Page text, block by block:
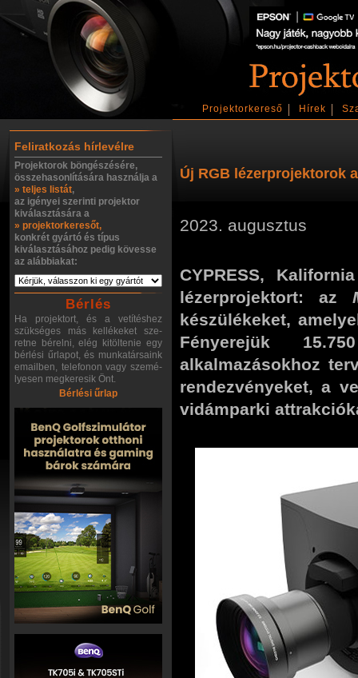
Projektorkereső Hírek
Feliratkozás hírlevélre
Projektorok böngészésére,
összehasonlítására használja a
» teljes listát,
az igényei szerinti projektor
kiválasztására a
» projektorkeresőt,
konkrét gyártó és típus
kiválasztásához pedig kövesse
az alábbiakat:
Bérlés
Ha projektort, és a vetítéshez
szükséges más kellékeket sze-
retne bérelni, elég kitöltenie egy
bérlési űrlapot, és munkatársaink
emailben, telefonon vagy szemé-
lyesen megkeresik Önt.
Bérlési űrlap
Új RGB lézerprojektorok
2023. augusztus
CYPRESS,
lézerprojektort: az
készülékeket,
Fényerejük
alkalmazásokhoz
rendezvényeket, a
vidámparki